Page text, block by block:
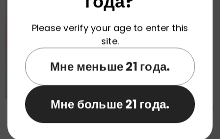
Оптовая Продажа Одноразовых
Электронных Сигарет AIVONO AIM
AIVONO AIM BOOM 25000 Затяжек
Patriot Edition Одноразовые
Please verify your age to enter this
site.
Мне меньше 21 года.
Мне больше 21 года.